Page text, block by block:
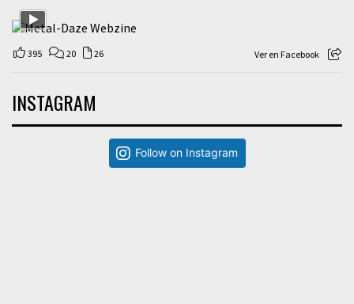
395 20 26 Ver en Facebook
INSTAGRAM
Follow on Instagram